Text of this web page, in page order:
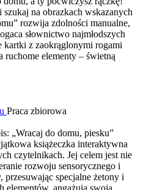
na obrazkach wskazanych
rozwija zdolności manualne,
słownictwo najmłodszych
kartki z zaokrąglonymi rogami
ruchome elementy – świetną
Praca zbiorowa
„Wracaj do domu, piesku”
książeczka interaktywna
czytelnikach. Jej celem jest nie
rozwoju sensorycznego i
specjalne żetony i
elementów, angażują swoją